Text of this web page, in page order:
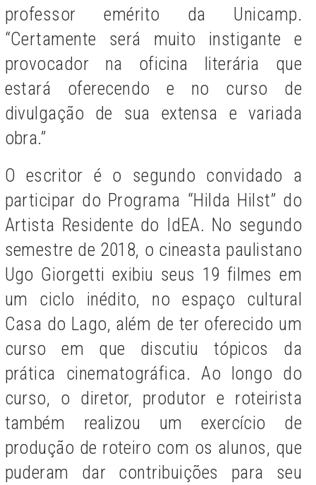
professor emérito da Unicamp.
“Certamente será muito instigante e
provocador na oficina literária que
estará oferecendo e no curso de
divulgação de sua extensa e variada
obra.”
O escritor é o segundo convidado a
participar do Programa “Hilda Hilst” do
Artista Residente do IdEA. No segundo
semestre de 2018, o cineasta paulistano
Ugo Giorgetti exibiu seus 19 filmes em
um ciclo inédito, no espaço cultural
Casa do Lago, além de ter oferecido um
curso em que discutiu tópicos da
prática cinematográfica. Ao longo do
curso, o diretor, produtor e roteirista
também realizou um exercício de
produção de roteiro com os alunos, que
puderam dar contribuições para seu